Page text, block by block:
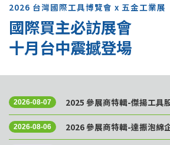
2026 台灣國際工具博覽會 x 五金工業展
國際買主必訪展會
十月台中震撼登場
2026-08-07 2025 參展商特輯-傑揚工具
2026-08-06 2026 參展商特輯-達振泡綿